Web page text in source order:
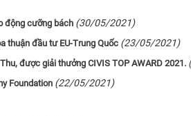
động cưỡng bách (30/05/2021)
thuận đầu tư EU-Trung Quốc (23/05/2021)
được giải thưởng CIVIS TOP AWARD 2021.
Foundation (22/05/2021)